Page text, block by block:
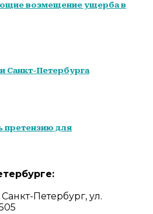
возмещение ущерба в
Санкт-Петербурга
претензию для
Санкт-Петербург, ул.